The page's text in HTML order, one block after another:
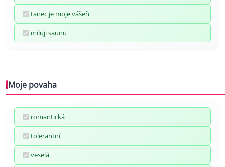
tanec je moje vášeň
miluji saunu
Moje povaha
romantická
tolerantní
veselá